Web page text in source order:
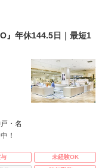
』年休144.5日｜最短1
・名
！
未経験OK